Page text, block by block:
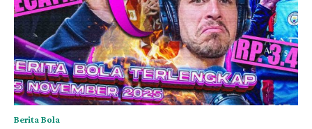
Berita Bola